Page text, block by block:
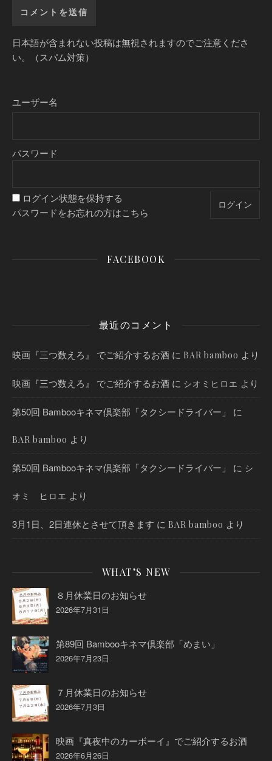
日本語が含まれない投稿は無視されますのでご注意くださ
い。（スパム対策）
ユーザー名
パスワード
ログイン状態を保持する
パスワードをお忘れの方はこちら
FACEBOOK
最近のコメント
映画『三つ数えろ』 でご紹介するお酒 に BAR bamboo より
映画『三つ数えろ』 でご紹介するお酒 に シオミヒロエ より
第50回 Bambooキネマ倶楽部「タクシードライバー」 に
BAR bamboo より
第50回 Bambooキネマ倶楽部「タクシードライバー」 に シ
オミ ヒロエ より
3月1日、2日連休とさせて頂きます に BAR bamboo より
WHAT’S NEW
８月休業日のお知らせ
2026年7月31日
第89回 Bambooキネマ倶楽部「めまい」
2026年7月23日
７月休業日のお知らせ
2026年7月3日
映画『真夜中のカーボーイ』でご紹介するお酒
2026年6月26日